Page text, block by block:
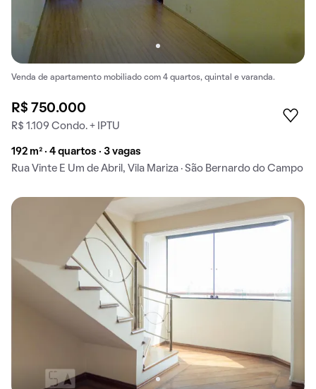
Venda de apartamento mobiliado com 4 quartos, quintal e varanda.
R$ 750.000
R$ 1.109 Condo. + IPTU
192 m² · 4 quartos · 3 vagas
Rua Vinte E Um de Abril, Vila Mariza · São Bernardo do Campo